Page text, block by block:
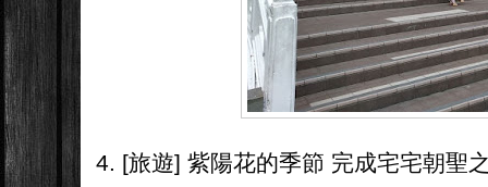
4. [旅遊] 紫陽花的季節 完成宅宅朝聖